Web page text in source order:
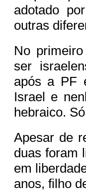
adotado
outras
No
ser
após a PF
Israel e
hebraico.
Apesar de
duas foram
em
anos, filho